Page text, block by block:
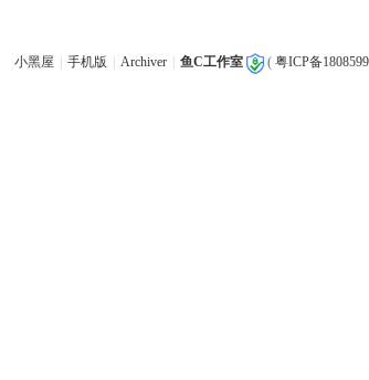
小黑屋 手机版 Archiver 鱼C工作室 ( 粤ICP备